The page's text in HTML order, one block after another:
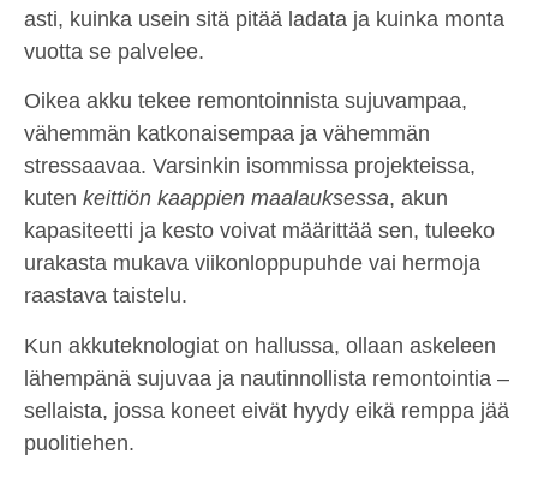
asti, kuinka usein sitä pitää ladata ja kuinka monta
vuotta se palvelee.
Oikea akku tekee remontoinnista sujuvampaa,
vähemmän katkonaisempaa ja vähemmän
stressaavaa. Varsinkin isommissa projekteissa,
kuten keittiön kaappien maalauksessa, akun
kapasiteetti ja kesto voivat määrittää sen, tuleeko
urakasta mukava viikonloppupuhde vai hermoja
raastava taistelu.
Kun akkuteknologiat on hallussa, ollaan askeleen
lähempänä sujuvaa ja nautinnollista remontointia –
sellaista, jossa koneet eivät hyydy eikä remppa jää
puolitiehen.